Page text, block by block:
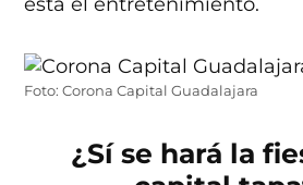
Foto: Corona Capital Guadalajara
¿Sí se hará la